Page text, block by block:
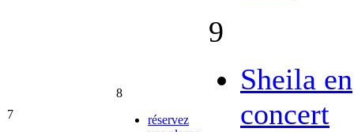
7
8
réservez
9
Sheila en
concert